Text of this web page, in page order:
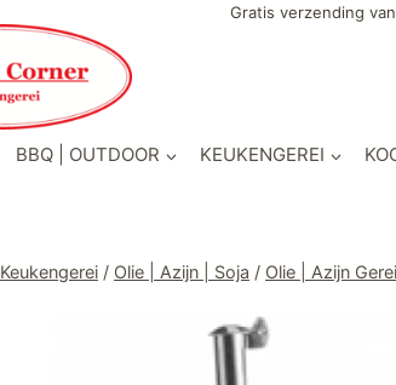
Gratis verzending
BBQ | OUTDOOR KEUKENGEREI
Keukengerei / Olie | Azijn | Soja / Olie | Azijn Gerei